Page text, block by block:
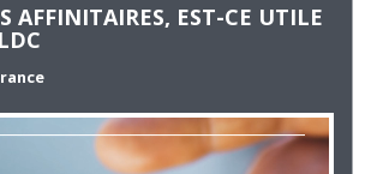
AFFINITAIRES, EST-CE UTILE